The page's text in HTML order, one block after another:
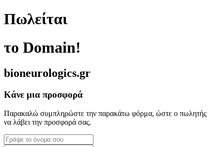
Πωλείται
το Domain!
bioneurologics.gr
Κάνε μια προσφορά
Παρακαλώ συμπληρώστε την παρακάτω φόρμα, ώστε ο πωλητής
να λάβει την προσφορά σας.